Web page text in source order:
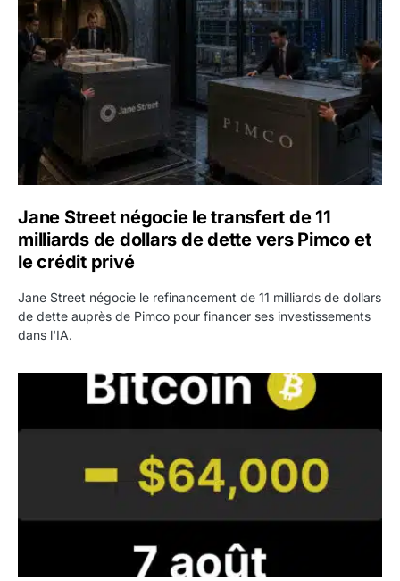
Jane Street négocie le transfert de 11
milliards de dollars de dette vers Pimco et
le crédit privé
Jane Street négocie le refinancement de 11 milliards de dollars
de dette auprès de Pimco pour financer ses investissements
dans l'IA.
Bitcoin stagne à 64 000 dollars pendant que les